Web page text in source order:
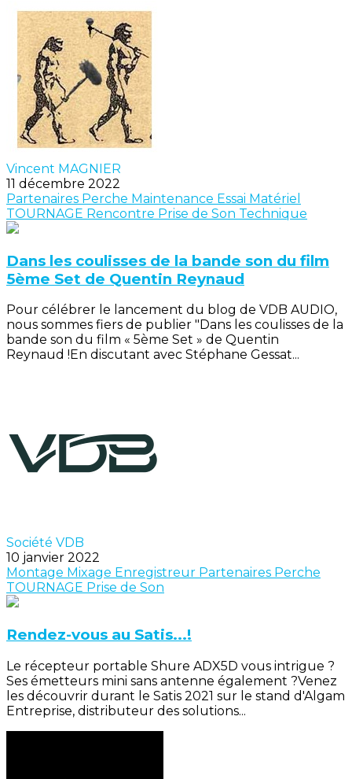
Vincent MAGNIER
11 décembre 2022
Partenaires Perche Maintenance Essai Matériel
TOURNAGE Rencontre Prise de Son Technique
Dans les coulisses de la bande son du film
5ème Set de Quentin Reynaud
Pour célébrer le lancement du blog de VDB AUDIO,
nous sommes fiers de publier "Dans les coulisses de la
bande son du film « 5ème Set » de Quentin
Reynaud !En discutant avec Stéphane Gessat...
Société VDB
10 janvier 2022
Montage Mixage Enregistreur Partenaires Perche
TOURNAGE Prise de Son
Rendez-vous au Satis...!
Le récepteur portable Shure ADX5D vous intrigue ?
Ses émetteurs mini sans antenne également ?Venez
les découvrir durant le Satis 2021 sur le stand d'Algam
Entreprise, distributeur des solutions...